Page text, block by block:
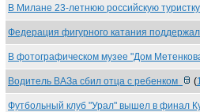
В Милане 23-летнюю российскую
Федерация фигурного катания
В фотографическом музее "Дом
Водитель ВАЗа сбил отца с ребенком (
Футбольный клуб "Урал" вышел в финал